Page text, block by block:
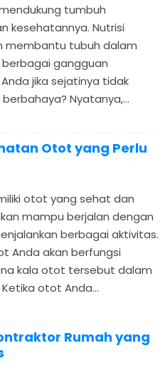
tumbuh
kesehatannya. Nutrisi
membantu tubuh dalam
gangguan
jika sejatinya tidak
Nyatanya,...
Otot yang Perlu
otot yang sehat dan
mampu berjalan dengan
berbagai aktivitas.
Anda akan berfungsi
kala otot tersebut dalam
otot Anda...
Rumah yang